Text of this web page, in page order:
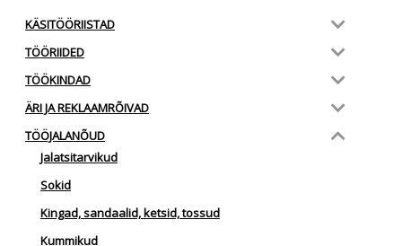
KÄSITÖÖRIISTAD
TÖÖRIIDED
TÖÖKINDAD
ÄRI JA REKLAAMRÕIVAD
TÖÖJALANÕUD
Jalatsitarvikud
Sokid
Kingad, sandaalid, ketsid, tossud
Kummikud